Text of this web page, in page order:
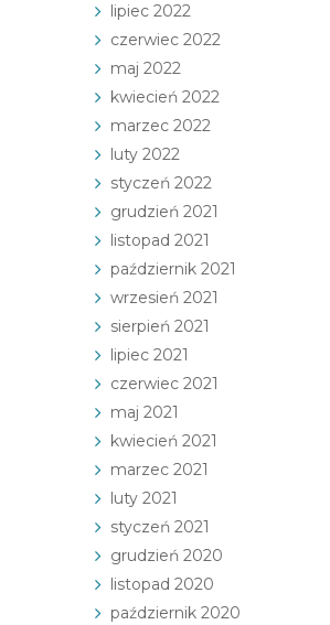
lipiec 2022
czerwiec 2022
maj 2022
kwiecień 2022
marzec 2022
luty 2022
styczeń 2022
grudzień 2021
listopad 2021
październik 2021
wrzesień 2021
sierpień 2021
lipiec 2021
czerwiec 2021
maj 2021
kwiecień 2021
marzec 2021
luty 2021
styczeń 2021
grudzień 2020
listopad 2020
październik 2020